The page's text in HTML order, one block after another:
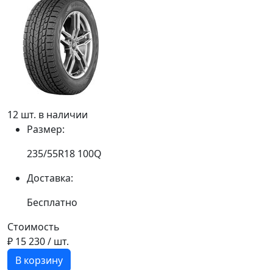
12 шт. в наличии
Размер:
235/55R18 100Q
Доставка:
Бесплатно
Стоимость
₽ 15 230/ шт.
В корзину